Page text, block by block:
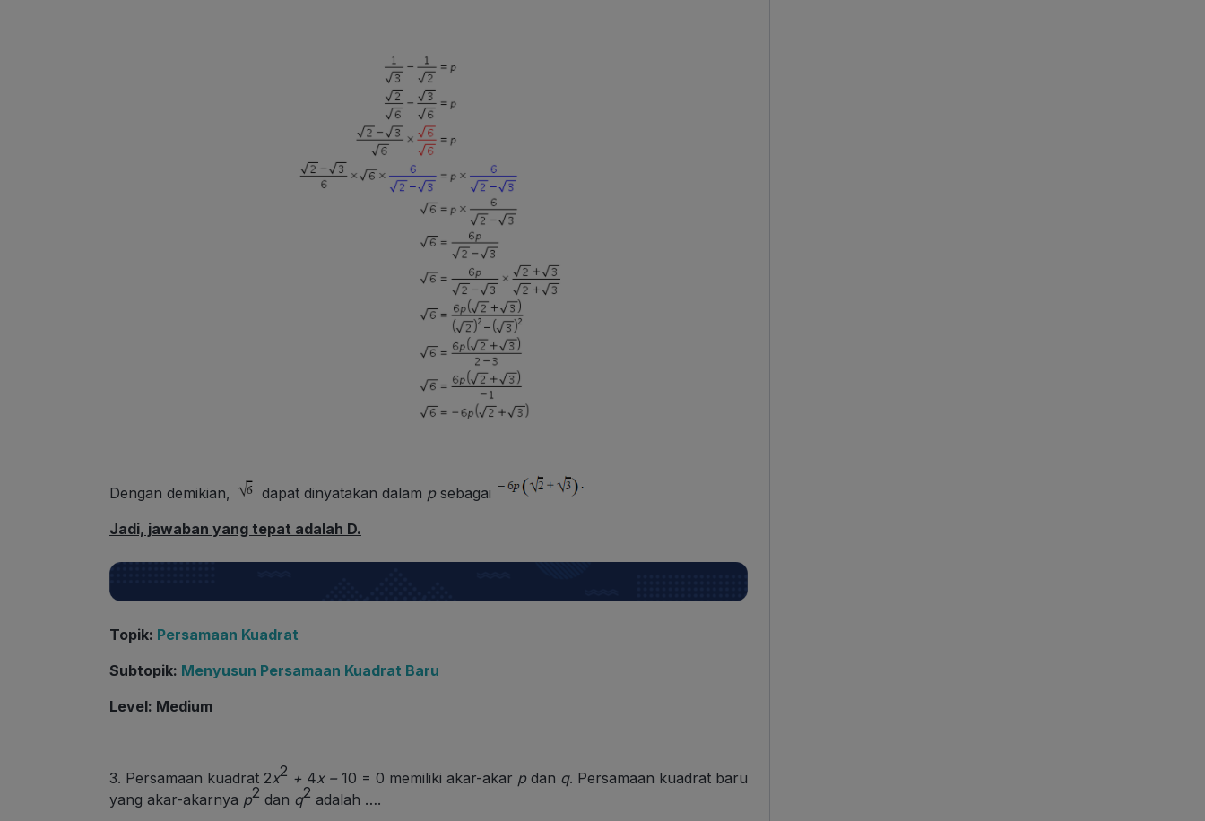
Dengan demikian, dapat dinyatakan dalam psebagai
Jadi, jawaban yang tepat adalah D.
Topik: Persamaan Kuadrat
Subtopik: Menyusun Persamaan Kuadrat Baru
Level: Medium
3. Persamaan kuadrat 2x2 + 4x – 10 = 0 memiliki akar-akar pdan q. Persamaan kuadrat baru
yang akar-akarnya p2 dan q2 adalah ….